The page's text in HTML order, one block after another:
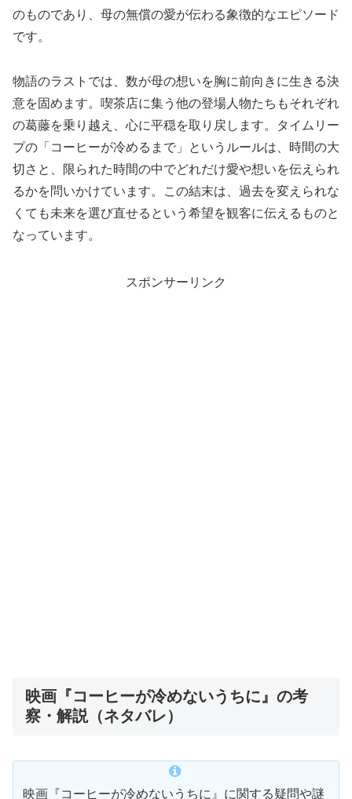
のものであり、母の無償の愛が伝わる象徴的なエピソード
です。
物語のラストでは、数が母の想いを胸に前向きに生きる決
意を固めます。喫茶店に集う他の登場人物たちもそれぞれ
の葛藤を乗り越え、心に平穏を取り戻します。タイムリー
プの「コーヒーが冷めるまで」というルールは、時間の大
切さと、限られた時間の中でどれだけ愛や想いを伝えられ
るかを問いかけています。この結末は、過去を変えられな
くても未来を選び直せるという希望を観客に伝えるものと
なっています。
スポンサーリンク
映画『コーヒーが冷めないうちに』の考
察・解説（ネタバレ）
映画『コーヒーが冷めないうちに』に関する疑問や謎